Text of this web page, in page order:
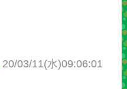
20/03/11(水)09:06:01